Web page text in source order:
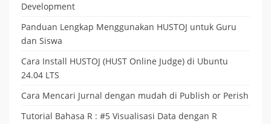
Development
Panduan Lengkap Menggunakan HUSTOJ untuk Guru
dan Siswa
Cara Install HUSTOJ (HUST Online Judge) di Ubuntu
24.04 LTS
Cara Mencari Jurnal dengan mudah di Publish or Perish
Tutorial Bahasa R : #5 Visualisasi Data dengan R